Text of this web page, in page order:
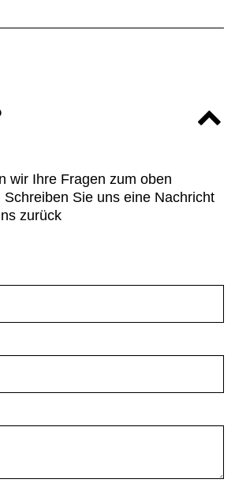
wir Ihre Fragen zum oben
Schreiben Sie uns eine Nachricht
zurück